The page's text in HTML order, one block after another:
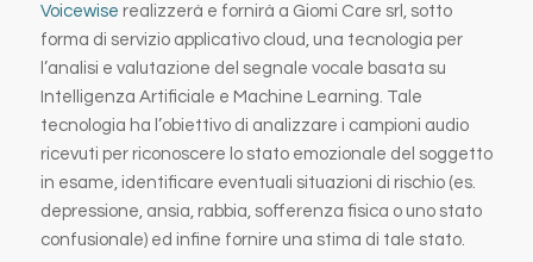
Voicewise realizzerà e fornirà a Giomi Care srl, sotto
forma di servizio applicativo cloud, una tecnologia per
l’analisi e valutazione del segnale vocale basata su
Intelligenza Artificiale e Machine Learning. Tale
tecnologia ha l’obiettivo di analizzare i campioni audio
ricevuti per riconoscere lo stato emozionale del soggetto
in esame, identificare eventuali situazioni di rischio (es.
depressione, ansia, rabbia, sofferenza fisica o uno stato
confusionale) ed infine fornire una stima di tale stato.